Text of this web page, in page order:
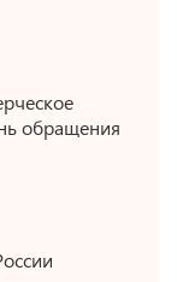
обращения